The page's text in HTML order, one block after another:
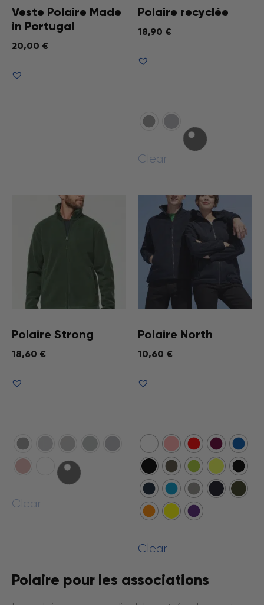
Veste Polaire Made
in Portugal
20,00 €
Polaire recyclée
18,90 €
Clear
Polaire Strong
18,60 €
Clear
Polaire North
10,60 €
Clear
Polaire pour les associations